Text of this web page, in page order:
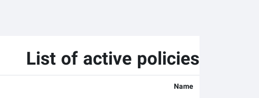
List of active policies
Name